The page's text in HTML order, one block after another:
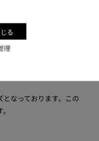
理
る
擦れが見られる場合が
んので予めご了承下さ
なっております。この